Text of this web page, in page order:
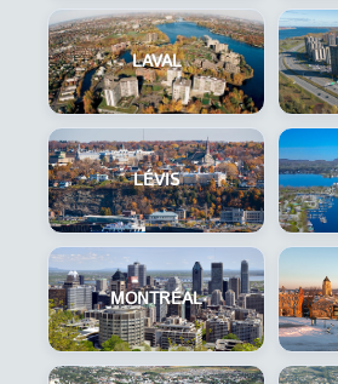
LAVAL
LÉVIS
MONTRÉAL